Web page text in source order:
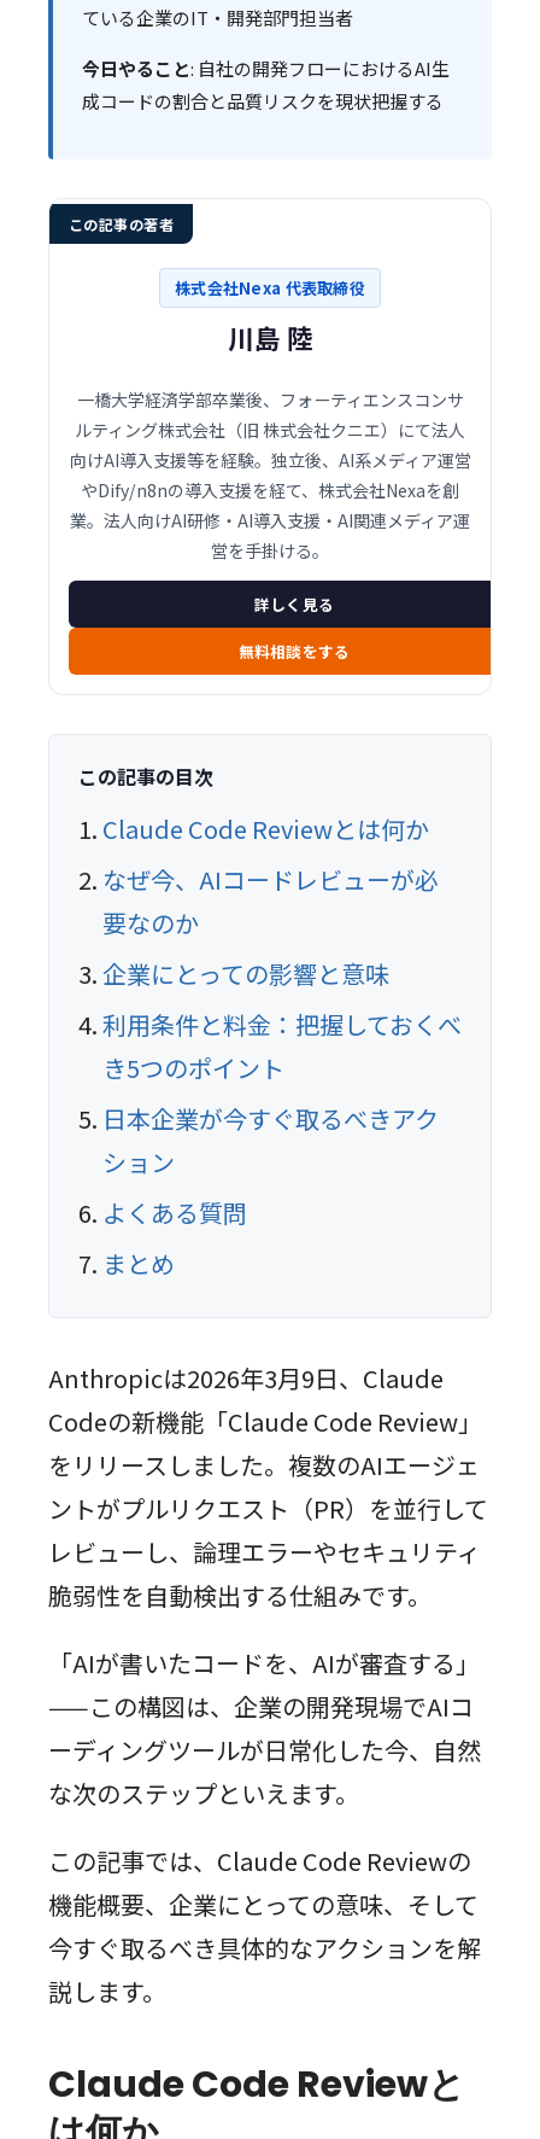
ている企業のIT・開発部門担当者
今日やること: 自社の開発フローにおけるAI生
成コードの割合と品質リスクを現状把握する
この記事の著者
株式会社Nexa 代表取締役
川島 陸
一橋大学経済学部卒業後、フォーティエンスコンサ
ルティング株式会社（旧 株式会社クニエ）にて法人
向けAI導入支援等を経験。独立後、AI系メディア運営
やDify/n8nの導入支援を経て、株式会社Nexaを創
業。法人向けAI研修・AI導入支援・AI関連メディア運
営を手掛ける。
詳しく見る
無料相談をする
この記事の目次
Claude Code Reviewとは何か
なぜ今、AIコードレビューが必
要なのか
企業にとっての影響と意味
利用条件と料金：把握しておくべ
き5つのポイント
日本企業が今すぐ取るべきアク
ション
よくある質問
まとめ
Anthropicは2026年3月9日、Claude
Codeの新機能「Claude Code Review」
をリリースしました。複数のAIエージェ
ントがプルリクエスト（PR）を並行して
レビューし、論理エラーやセキュリティ
脆弱性を自動検出する仕組みです。
「AIが書いたコードを、AIが審査する」
——この構図は、企業の開発現場でAIコ
ーディングツールが日常化した今、自然
な次のステップといえます。
この記事では、Claude Code Reviewの
機能概要、企業にとっての意味、そして
今すぐ取るべき具体的なアクションを解
説します。
Claude Code Reviewと